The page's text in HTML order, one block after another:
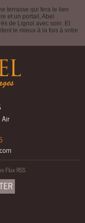
terrasse qui fera le lien
et un portail, Abel
de Lignol avec soin. Et
le mieux à la fois à votre
Flux RSS